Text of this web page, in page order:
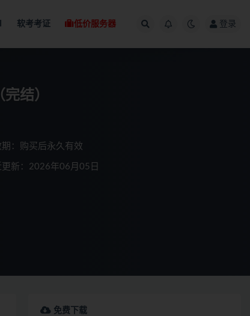
软考考证 低价服务器 登录
结）
期：购买后永久有效
更新：2026年06月05日
免费下载